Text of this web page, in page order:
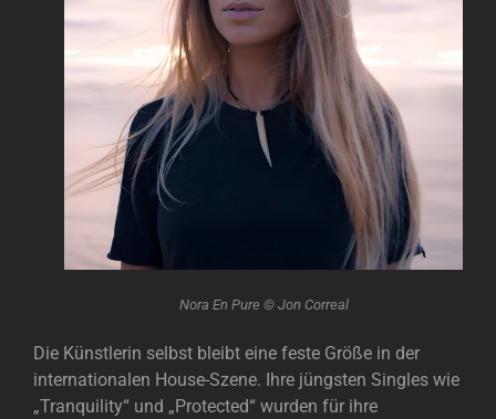
Nora En Pure © Jon Correal
Die Künstlerin selbst bleibt eine feste Größe in der
internationalen House-Szene. Ihre jüngsten Singles wie
„Tranquility“ und „Protected“ wurden für ihre